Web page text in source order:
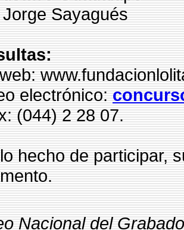
Sayagués
electrónico:
(044) 2 28 07.
hecho de participar,
Nacional del Grabado